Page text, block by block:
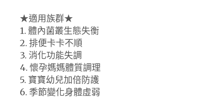
★適用族群★
1. 體內菌叢生態失衡
2. 排便卡卡不順
3. 消化功能失調
4. 懷孕媽媽體質調理
5. 寶寶幼兒加倍防護
6. 季節變化身體虛弱